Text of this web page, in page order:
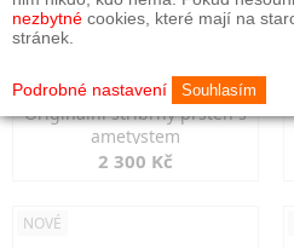
Originální stříbrný prsten s
ametystem
2 300 Kč
NOVÉ
nezbytné cookies, které mají na
stránek.
Podrobné nastavení Souhlasím